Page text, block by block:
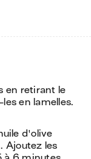
en retirant le
en lamelles.
d'olive
Ajoutez les